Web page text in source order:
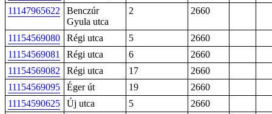
11147965622
Benczúr
Gyula utca
2 2660
11154569080 Régi utca 5
2660
11154569081
Régi utca 6
2660
11154569082
Régi utca 17
2660
11154569095
Éger út 19
2660
11154590625
Új utca 5
2660